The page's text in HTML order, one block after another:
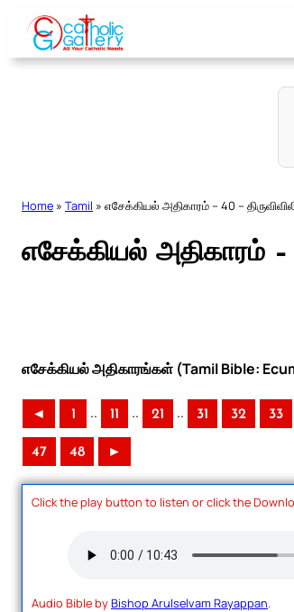
Skip
content
Home » Tamil » எசேக்கியல் அதிகாரம் – 40 –
எசேக்கியல் அதிகாரம் –
எசேக்கியல் அதிகாரங்கள் (Tamil Bible:
◄ 1 .. 11 .. 21 .. 31 32 33
47 48 ►
Click the play button to listen or click the
Audio Bible byBishop Arulselvam Rayappan.